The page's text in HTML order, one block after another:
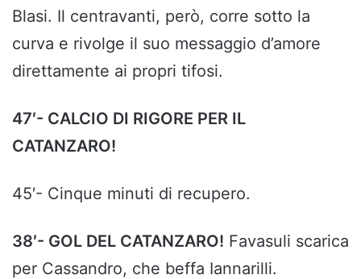
Blasi. Il centravanti, però, corre sotto la
curva e rivolge il suo messaggio d’amore
direttamente ai propri tifosi.
47′- CALCIO DI RIGORE PER IL
CATANZARO!
45′- Cinque minuti di recupero.
38′- GOL DEL CATANZARO! Favasuli scarica
per Cassandro, che beffa Iannarilli.